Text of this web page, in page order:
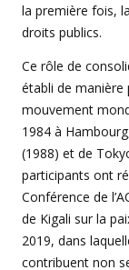
la première fois,
droits publics.
Ce rôle de
établi de manière
mouvement
1984 à
(1988) et de
participants ont
Conférence de
de Kigali sur la
2019, dans
contribuent non